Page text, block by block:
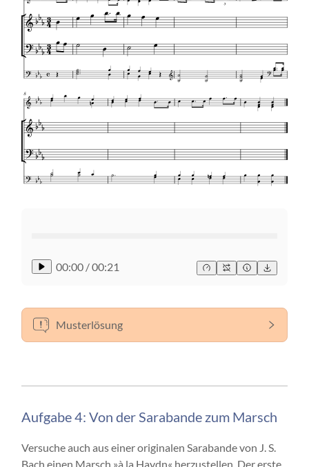
00:00 /00:21
Musterlösung
Aufgabe 4: Von der Sarabande zum Marsch
Versuche auch aus einer originalen Sarabande von J. S.
Bach einen Marsch »à la Haydn« herzustellen. Der erste